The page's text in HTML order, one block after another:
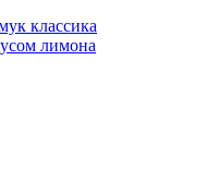
классика
лимона